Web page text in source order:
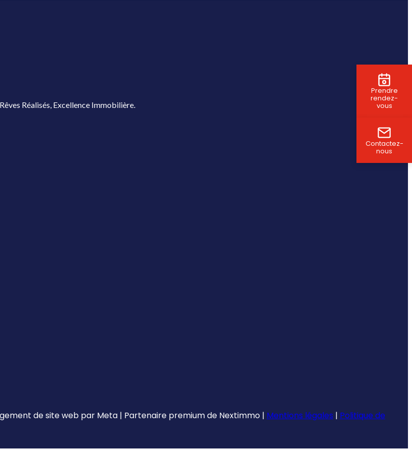
Prendre
rendez-
vous
Contactez-
nous
Réalisés, Excellence Immobilière.
de site web par Meta | Partenaire premium de Nextimmo | Mentions légales | Politique de